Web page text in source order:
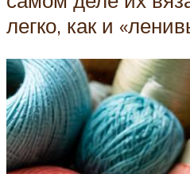
легко, как и